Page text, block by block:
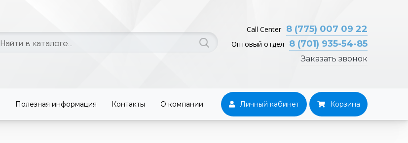
Call Center 8 (775) 007 09 22
Оптовый отдел 8 (701) 935-54-85
Заказать звонок
Полезная информация Контакты О компании Личный кабинет Корзина